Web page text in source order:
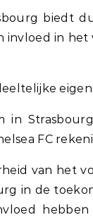
biedt
invloed in
in
FC
van het
in de